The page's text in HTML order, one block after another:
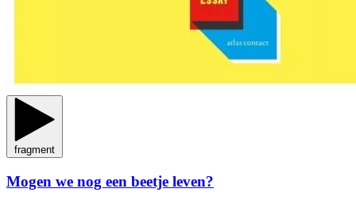
fragment
Mogen we nog een beetje leven?